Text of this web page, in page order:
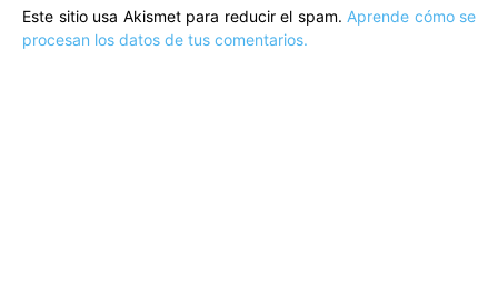
Este sitio usa Akismet para reducir el spam. Aprende cómo se
procesan los datos de tus comentarios.